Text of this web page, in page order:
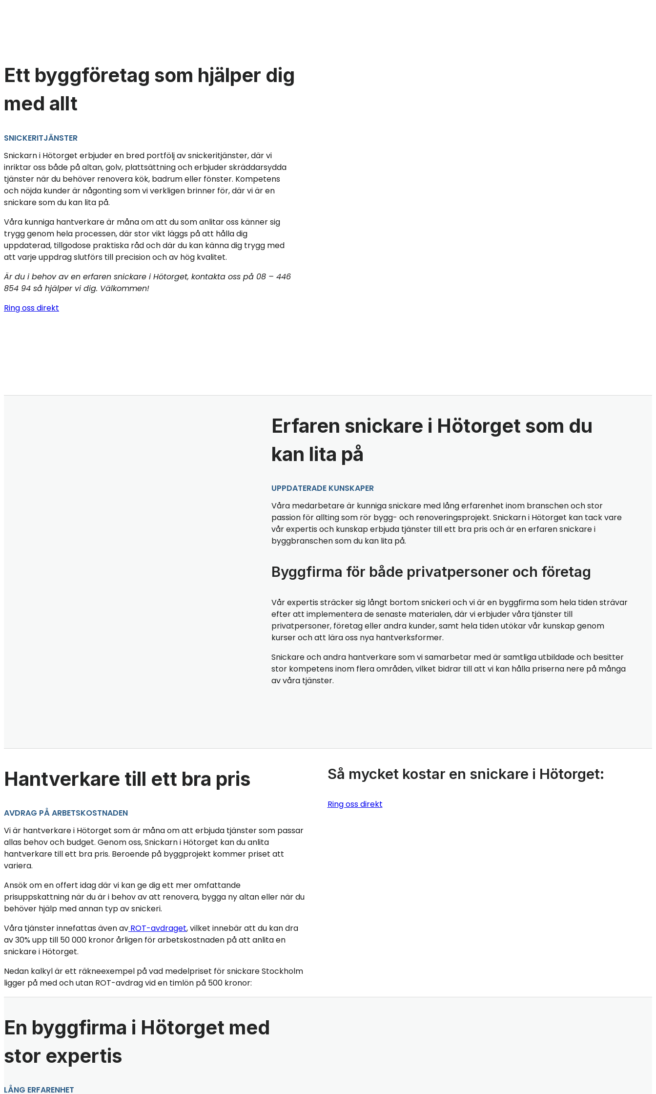
Ett byggföretag som hjälper dig
med allt
SNICKERITJÄNSTER
Snickarn i Hötorget erbjuder en bred portfölj av snickeritjänster, där vi
inriktar oss både på altan, golv, plattsättning och erbjuder skräddarsydda
tjänster när du behöver renovera kök, badrum eller fönster. Kompetens
och nöjda kunder är någonting som vi verkligen brinner för, där vi är en
snickare som du kan lita på.
Våra kunniga hantverkare är måna om att du som anlitar oss känner sig
trygg genom hela processen, där stor vikt läggs på att hålla dig
uppdaterad, tillgodose praktiska råd och där du kan känna dig trygg med
att varje uppdrag slutförs till precision och av hög kvalitet.
Är du i behov av en erfaren snickare i Hötorget, kontakta oss på 08 – 446
854 94 så hjälper vi dig. Välkommen!
Ring oss direkt
Erfaren snickare i Hötorget som du
kan lita på
UPPDATERADE KUNSKAPER
Våra medarbetare är kunniga snickare med lång erfarenhet inom branschen och stor
passion för allting som rör bygg- och renoveringsprojekt. Snickarn i Hötorget kan tack vare
vår expertis och kunskap erbjuda tjänster till ett bra pris och är en erfaren snickare i
byggbranschen som du kan lita på.
Byggfirma för både privatpersoner och företag
Vår expertis sträcker sig långt bortom snickeri och vi är en byggfirma som hela tiden strävar
efter att implementera de senaste materialen, där vi erbjuder våra tjänster till
privatpersoner, företag eller andra kunder, samt hela tiden utökar vår kunskap genom
kurser och att lära oss nya hantverksformer.
Snickare och andra hantverkare som vi samarbetar med är samtliga utbildade och besitter
stor kompetens inom flera områden, vilket bidrar till att vi kan hålla priserna nere på många
av våra tjänster.
Hantverkare till ett bra pris
AVDRAG PÅ ARBETSKOSTNADEN
Vi är hantverkare i Hötorget som är måna om att erbjuda tjänster som passar
allas behov och budget. Genom oss, Snickarn i Hötorget kan du anlita
hantverkare till ett bra pris. Beroende på byggprojekt kommer priset att
variera.
Ansök om en offert idag där vi kan ge dig ett mer omfattande
prisuppskattning när du är i behov av att renovera, bygga ny altan eller när du
behöver hjälp med annan typ av snickeri.
Våra tjänster innefattas även av ROT-avdraget, vilket innebär att du kan dra
av 30% upp till 50 000 kronor årligen för arbetskostnaden på att anlita en
snickare i Hötorget.
Nedan kalkyl är ett räkneexempel på vad medelpriset för snickare Stockholm
ligger på med och utan ROT-avdrag vid en timlön på 500 kronor:
Så mycket kostar en snickare i Hötorget:
Ring oss direkt
En byggfirma i Hötorget med
stor expertis
LÅNG ERFARENHET